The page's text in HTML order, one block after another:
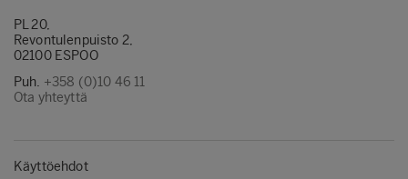
PL 20,
Revontulenpuisto 2,
02100 ESPOO
Puh. +358 (0)10 46 11
Ota yhteyttä
Käyttöehdot